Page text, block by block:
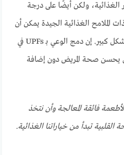
ولكن أيضًا على درجة
الملامح الغذائية الجيدة يمكن أن
تكون ضارة إذا تمت معالجتها بشكل كبير. إن دمج الوعي بـ UPFs في
أن يحسن صحة المريض دون إضافة
فائقة المعالجة وأن نتخذ
تبدأ من خياراتنا الغذائية.